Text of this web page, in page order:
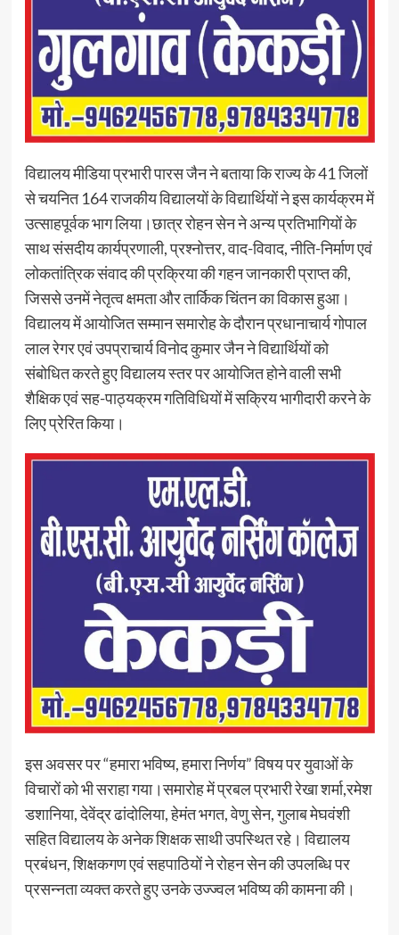
विद्यालय मीडिया प्रभारी पारस जैन ने बताया कि राज्य के 41 जिलों
से चयनित 164 राजकीय विद्यालयों के विद्यार्थियों ने इस कार्यक्रम में
उत्साहपूर्वक भाग लिया।छात्र रोहन सेन ने अन्य प्रतिभागियों के
साथ संसदीय कार्यप्रणाली, प्रश्नोत्तर, वाद-विवाद, नीति-निर्माण एवं
लोकतांत्रिक संवाद की प्रक्रिया की गहन जानकारी प्राप्त की,
जिससे उनमें नेतृत्व क्षमता और तार्किक चिंतन का विकास हुआ।
विद्यालय में आयोजित सम्मान समारोह के दौरान प्रधानाचार्य गोपाल
लाल रेगर एवं उपप्राचार्य विनोद कुमार जैन ने विद्यार्थियों को
संबोधित करते हुए विद्यालय स्तर पर आयोजित होने वाली सभी
शैक्षिक एवं सह-पाठ्यक्रम गतिविधियों में सक्रिय भागीदारी करने के
लिए प्रेरित किया।
इस अवसर पर “हमारा भविष्य, हमारा निर्णय” विषय पर युवाओं के
विचारों को भी सराहा गया।समारोह में प्रबल प्रभारी रेखा शर्मा,रमेश
डशानिया, देवेंद्र ढांदोलिया, हेमंत भगत, वेणु सेन, गुलाब मेघवंशी
सहित विद्यालय के अनेक शिक्षक साथी उपस्थित रहे। विद्यालय
प्रबंधन, शिक्षकगण एवं सहपाठियों ने रोहन सेन की उपलब्धि पर
प्रसन्नता व्यक्त करते हुए उनके उज्ज्वल भविष्य की कामना की।